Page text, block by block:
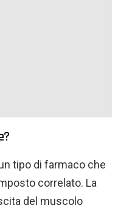
tipo di farmaco che
correlato. La
del muscolo